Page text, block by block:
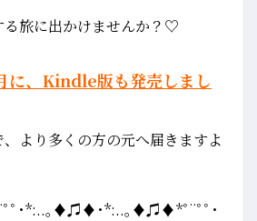
る旅に出かけませんか？♡
に、Kindle版も発売しまし
より多くの方の元へ届きますよ
･*:..｡♦♫♦･*:..｡♦♫♦*ﾟ¨ﾟﾟ･